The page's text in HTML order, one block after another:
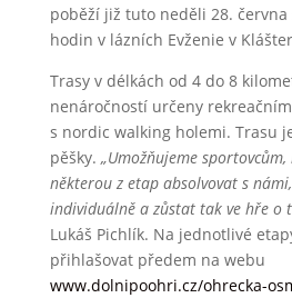
poběží již tuto neděli 28. června
hodin v lázních Evženie v
Trasy v délkách od 4 do 8
nenáročností určeny
s nordic walking holemi. Trasu
pěšky. „Umožňujeme
některou z etap absolvovat s
individuálně a zůstat tak ve hře o
Lukáš Pichlík. Na jednotlivé
přihlašovat předem na webu
www.dolnipoohri.cz/ohrecka-